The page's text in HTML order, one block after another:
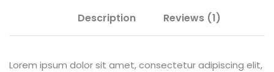
Description Reviews (1)
Lorem ipsum dolor sit amet, consectetur adipiscing elit,